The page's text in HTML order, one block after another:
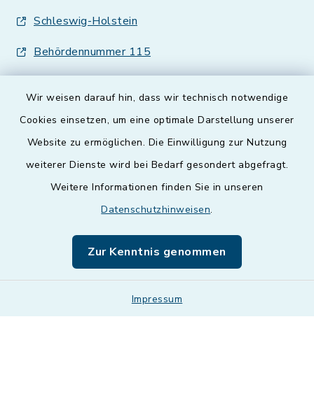
Wir weisen darauf hin, dass wir technisch notwendige
Cookies einsetzen, um eine optimale Darstellung unserer
Website zu ermöglichen. Die Einwilligung zur Nutzung
weiterer Dienste wird bei Bedarf gesondert abgefragt.
Weitere Informationen finden Sie in unseren
Datenschutzhinweisen.
Zur Kenntnis genommen
Impressum
Schleswig-Holstein
Behördennummer 115
Barrierefreiheit
Impressum
Sitemap